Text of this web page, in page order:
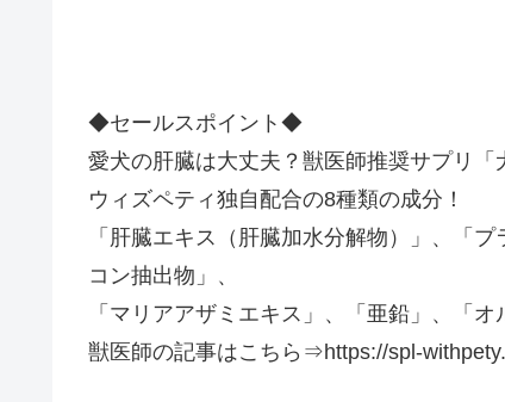
◆セールスポイント◆
愛犬の肝臓は大丈夫？獣医師推奨サプリ「
ウィズペティ独自配合の8種類の成分！
「肝臓エキス（肝臓加水分解物）」、「
コン抽出物」、
「マリアアザミエキス」、「亜鉛」、「
獣医師の記事はこちら⇒https://spl-